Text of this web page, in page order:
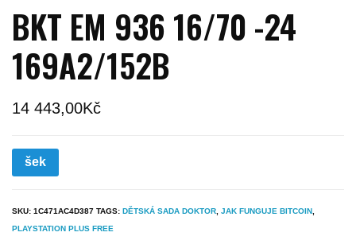
BKT EM 936 16/70 -24
169A2/152B
14 443,00Kč
šek
SKU: 1C471AC4D387 TAGS: DĚTSKÁ SADA DOKTOR, JAK FUNGUJE BITCOIN,
PLAYSTATION PLUS FREE